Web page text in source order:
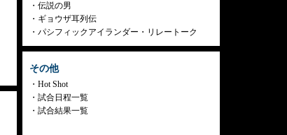
伝説の男
ギョウザ耳列伝
パシフィックアイランダー・リレートーク
その他
Hot Shot
試合日程一覧
試合結果一覧